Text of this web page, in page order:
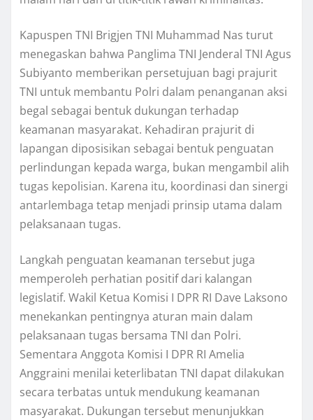
Kapuspen TNI Brigjen TNI Muhammad Nas turut
menegaskan bahwa Panglima TNI Jenderal TNI Agus
Subiyanto memberikan persetujuan bagi prajurit
TNI untuk membantu Polri dalam penanganan aksi
begal sebagai bentuk dukungan terhadap
keamanan masyarakat. Kehadiran prajurit di
lapangan diposisikan sebagai bentuk penguatan
perlindungan kepada warga, bukan mengambil alih
tugas kepolisian. Karena itu, koordinasi dan sinergi
antarlembaga tetap menjadi prinsip utama dalam
pelaksanaan tugas.
Langkah penguatan keamanan tersebut juga
memperoleh perhatian positif dari kalangan
legislatif. Wakil Ketua Komisi I DPR RI Dave Laksono
menekankan pentingnya aturan main dalam
pelaksanaan tugas bersama TNI dan Polri.
Sementara Anggota Komisi I DPR RI Amelia
Anggraini menilai keterlibatan TNI dapat dilakukan
secara terbatas untuk mendukung keamanan
masyarakat. Dukungan tersebut menunjukkan